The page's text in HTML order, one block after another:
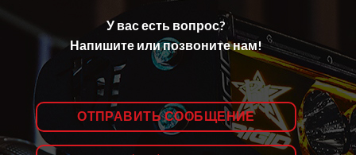
У вас есть вопрос?
Напишите или позвоните нам!
ОТПРАВИТЬ СООБЩЕНИЕ